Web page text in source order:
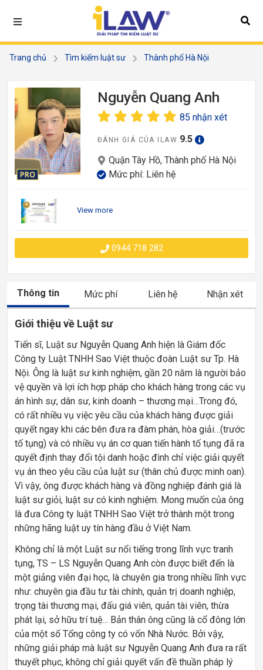
Trang chủ Tìm kiếm luật sư
Thành phố Hà Nội
Nguyễn Quang Anh
85 nhận xét
ĐÁNH GIÁ CỦA ILAW 9.5
Quận Tây Hồ, Thành phố Hà Nội
Mức phí: Liên hệ
View more
0944 718 282
Thông tin Mức phí Liên hệ Nhận xét
Giới thiệu về Luật sư
Tiến sĩ, Luật sư Nguyễn Quang Anh hiện là Giám đốc
Công ty Luật TNHH Sao Việt thuộc đoàn Luật sư Tp. Hà
Nội. Ông là luật sư kinh nghiệm, gần 20 năm là người bảo
vệ quyền và lợi ích hợp pháp cho khách hàng trong các vụ
án hình sự, dân sư, kinh doanh – thương mại…Trong đó,
có rất nhiều vụ việc yêu cầu của khách hàng được giải
quyết ngay khi các bên đưa ra đàm phán, hòa giải…(trước
tố tụng) và có nhiều vụ án cơ quan tiến hành tố tụng đã ra
quyết định thay đổi tội danh hoặc đình chỉ việc giải quyết
vụ án theo yêu cầu của luật sư (thân chủ được minh oan).
Vì vậy, ông được khách hàng và đồng nghiệp đánh giá là
luật sư giỏi, luật sư có kinh nghiệm. Mong muốn của ông
là đưa Công ty luật TNHH Sao Việt trở thành một trong
những hãng luật uy tín hàng đầu ở Việt Nam.
Không chỉ là một Luật sư nổi tiếng trong lĩnh vực tranh
tụng, TS – LS Nguyễn Quang Anh còn được biết đến là
một giảng viên đại học, là chuyên gia trong nhiều lĩnh vực
như: chuyên gia đầu tư tài chính, quản trị doanh nghiệp,
trọng tài thương mại, đấu giá viên, quản tài viên, thừa
phát lại, sở hữu trí tuệ… Bản thân ông cũng là cổ đông lớn
của một số Tổng công ty có vốn Nhà Nước. Bởi vậy,
những giải pháp mà luật sư Nguyễn Quang Anh đưa ra rất
thuyết phục, không chỉ giải quyết vấn đề thuần pháp lý